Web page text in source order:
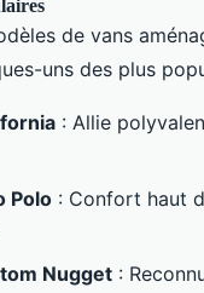
de vans
uns des plus
: Allie
Polo : Confort haut
Nugget :